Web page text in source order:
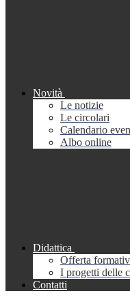
Novità
Le notizie
Le circolari
Calendario
Albo online
Didattica
Offerta
I progetti delle
Contatti